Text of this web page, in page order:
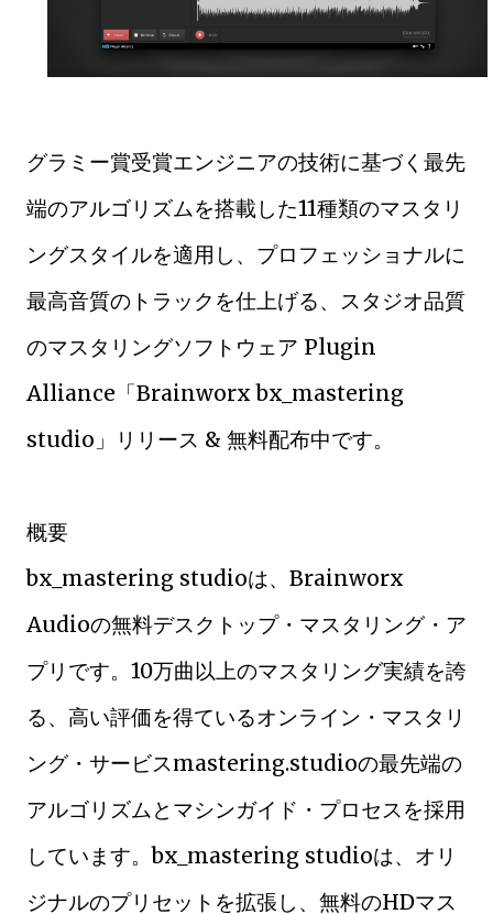
グラミー賞受賞エンジニアの技術に基づく最先
端のアルゴリズムを搭載した11種類のマスタリ
ングスタイルを適用し、プロフェッショナルに
最高音質のトラックを仕上げる、スタジオ品質
のマスタリングソフトウェア Plugin
Alliance「Brainworx bx_mastering
studio」リリース & 無料配布中です。
概要
bx_mastering studioは、Brainworx
Audioの無料デスクトップ・マスタリング・ア
プリです。10万曲以上のマスタリング実績を誇
る、高い評価を得ているオンライン・マスタリ
ング・サービスmastering.studioの最先端の
アルゴリズムとマシンガイド・プロセスを採用
しています。bx_mastering studioは、オリ
ジナルのプリセットを拡張し、無料のHDマス